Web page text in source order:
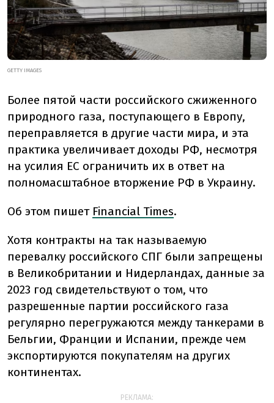
GETTY IMAGES
Более пятой части российского сжиженного
природного газа, поступающего в Европу,
переправляется в другие части мира, и эта
практика увеличивает доходы РФ, несмотря
на усилия ЕС ограничить их в ответ на
полномасштабное вторжение РФ в Украину.
Об этом пишет Financial Times.
Хотя контракты на так называемую
перевалку российского СПГ были запрещены
в Великобритании и Нидерландах, данные за
2023 год свидетельствуют о том, что
разрешенные партии российского газа
регулярно перегружаются между танкерами в
Бельгии, Франции и Испании, прежде чем
экспортируются покупателям на других
континентах.
РЕКЛАМА: